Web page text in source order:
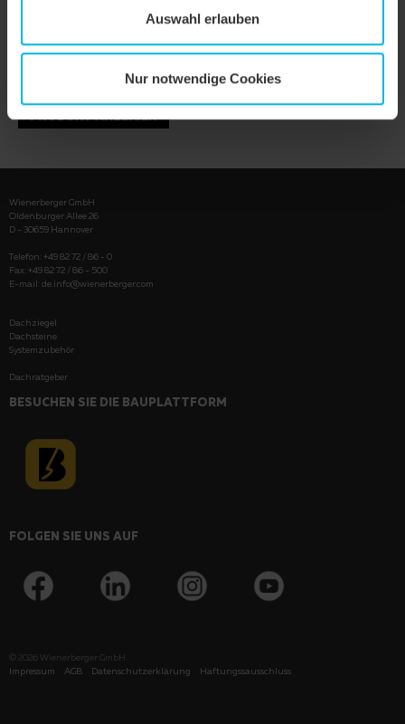
Auswahl erlauben
Nur notwendige Cookies
PRODUKT ANZEIGEN
Wienerberger GmbH
Oldenburger Allee 26
D - 30659 Hannover
Telefon: +49 82 72 / 86 - 0
Fax: +49 82 72 / 86 - 500
E-mail: de.info@wienerberger.com
Dachziegel
Dachsteine
Systemzubehör
Dachratgeber
BESUCHEN SIE DIE BAUPLATTFORM
FOLGEN SIE UNS AUF
© 2026 Wienerberger GmbH
Impressum
AGB Datenschutzerklärung Haftungssausschluss